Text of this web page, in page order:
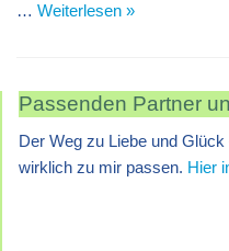
… Weiterlesen »
Passenden Partner
Der Weg zu Liebe und
wirklich zu mir passen. Hier